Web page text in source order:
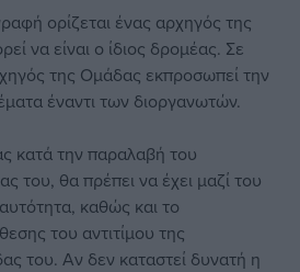
ορίζεται ένας αρχηγός της
να είναι ο ίδιος δρομέας. Σε
της Ομάδας εκπροσωπεί την
έναντι των διοργανωτών.
κατά την παραλαβή του
του, θα πρέπει να έχει μαζί του
καθώς και το
του αντιτίμου της
του. Αν δεν καταστεί δυνατή η